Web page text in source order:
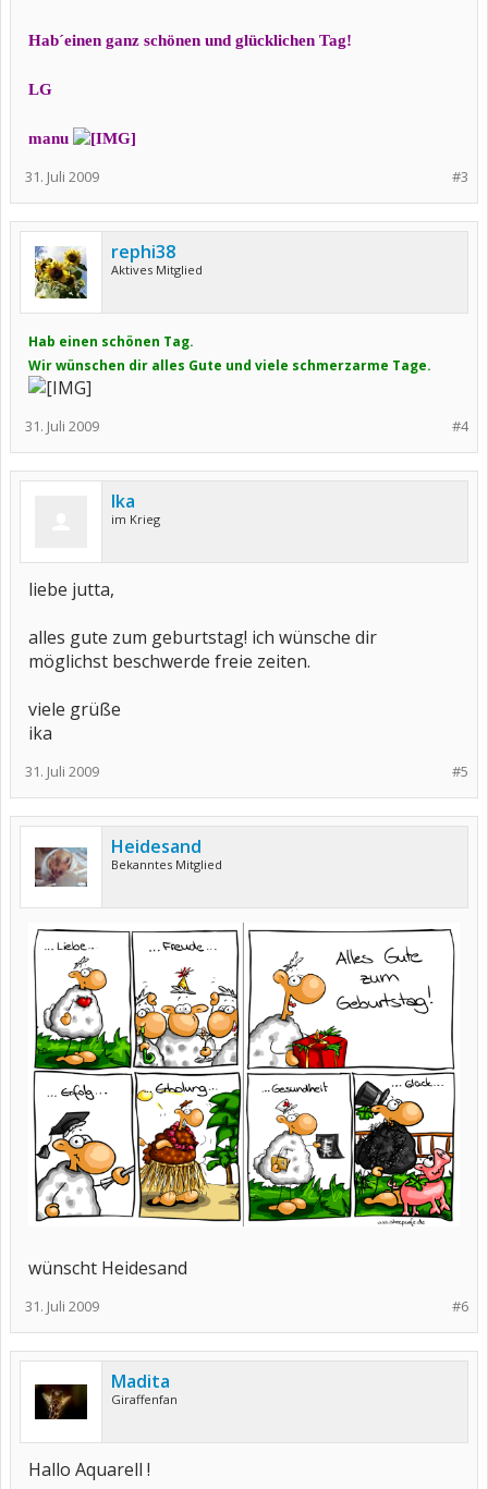
Hab´einen ganz schönen und glücklichen Tag!
LG
manu
#3
31. Juli 2009
rephi38
Aktives Mitglied
Hab einen schönen Tag.
Wir wünschen dir alles Gute und viele schmerzarme Tage.
#4
31. Juli 2009
Ika
im Krieg
liebe jutta,
alles gute zum geburtstag! ich wünsche dir
möglichst beschwerde freie zeiten.
viele grüße
ika
#5
31. Juli 2009
Heidesand
Bekanntes Mitglied
wünscht Heidesand
#6
31. Juli 2009
Madita
Giraffenfan
Hallo Aquarell !